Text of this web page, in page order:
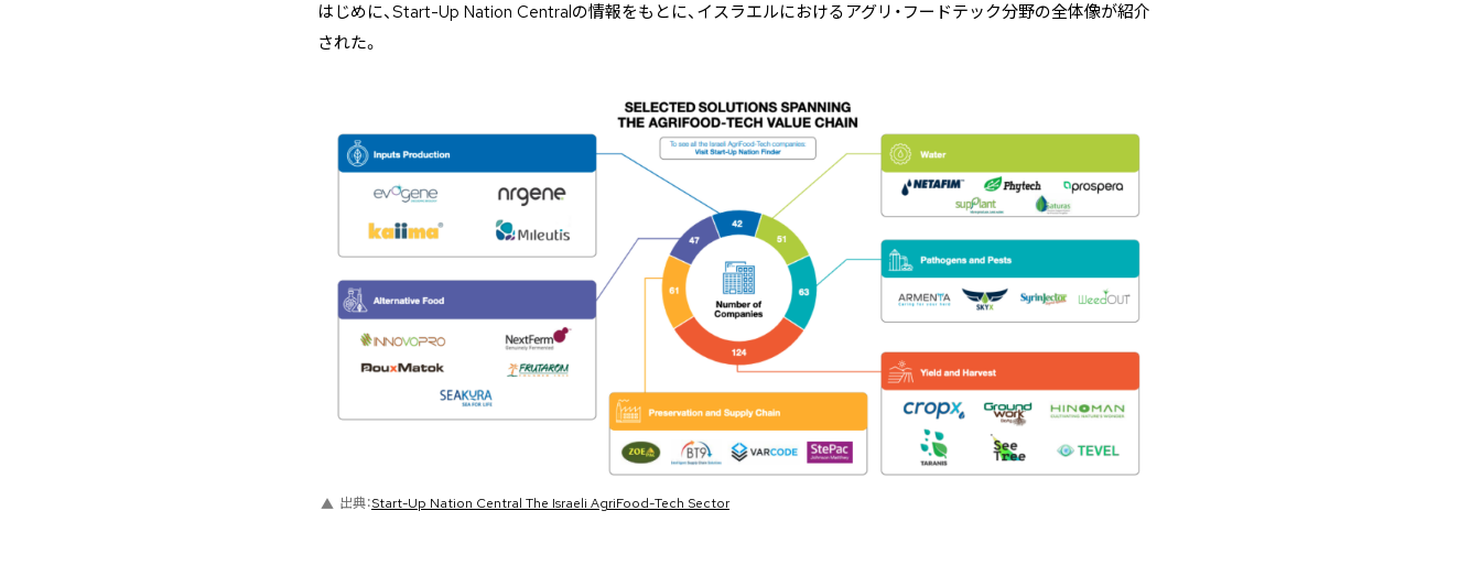
はじめに、Start-Up Nation Centralの情報をもとに、イスラエルにおけるアグリ・フードテック分野の全体像が紹介
された。
出典：Start-Up Nation Central The Israeli AgriFood-Tech Sector